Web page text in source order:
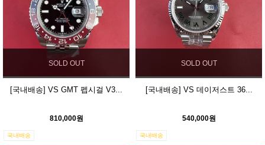
SOLD OUT
[국내배송] VS GMT 펩시걸 V3...
810,000원
국내배송
SOLD OUT
[국내배송] VS 데이저스트 36...
540,000원
국내배송